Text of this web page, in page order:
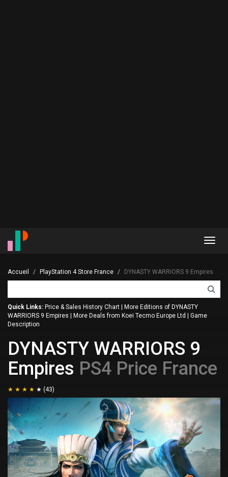
Accueil PlayStation 4 Store France DYNASTY WARRIORS 9 Empires
Quick Links: Price & Sales History Chart
More Editions of DYNASTY
WARRIORS 9 Empires
More Deals from Koei Tecmo Europe Ltd
Game
Description
DYNASTY WARRIORS 9
Empires PS4 Price France
(43)